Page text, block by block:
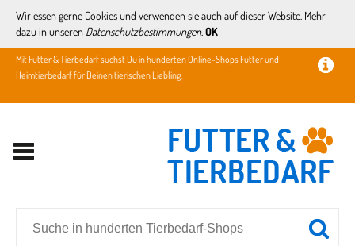
Wir essen gerne Cookies und verwenden sie auch auf dieser Website. Mehr
dazu in unseren Datenschutzbestimmungen. OK
Mit Futter & Tierbedarf suchst Du in hunderten Online-Shops Futter und
Heimtierbedarf für Deinen tierischen Liebling.